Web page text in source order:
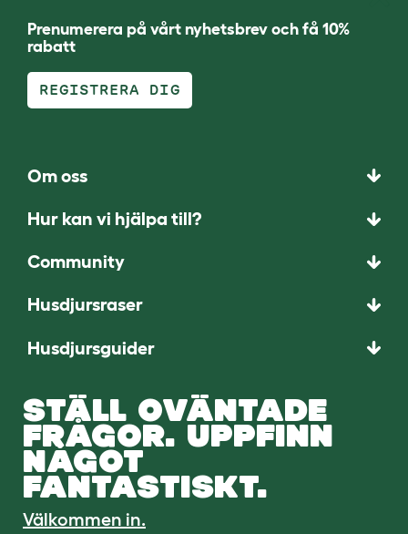
Prenumerera på vårt nyhetsbrev och få 10%
rabatt
REGISTRERA DIG
Om oss
Hur kan vi hjälpa till?
Community
Husdjursraser
Husdjursguider
STÄLL OVÄNTADE
FRÅGOR. UPPFINN
NÅGOT
FANTASTISKT.
Välkommen in.